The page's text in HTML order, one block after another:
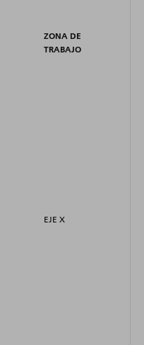
ZONA DE
TRABAJO
EJE X